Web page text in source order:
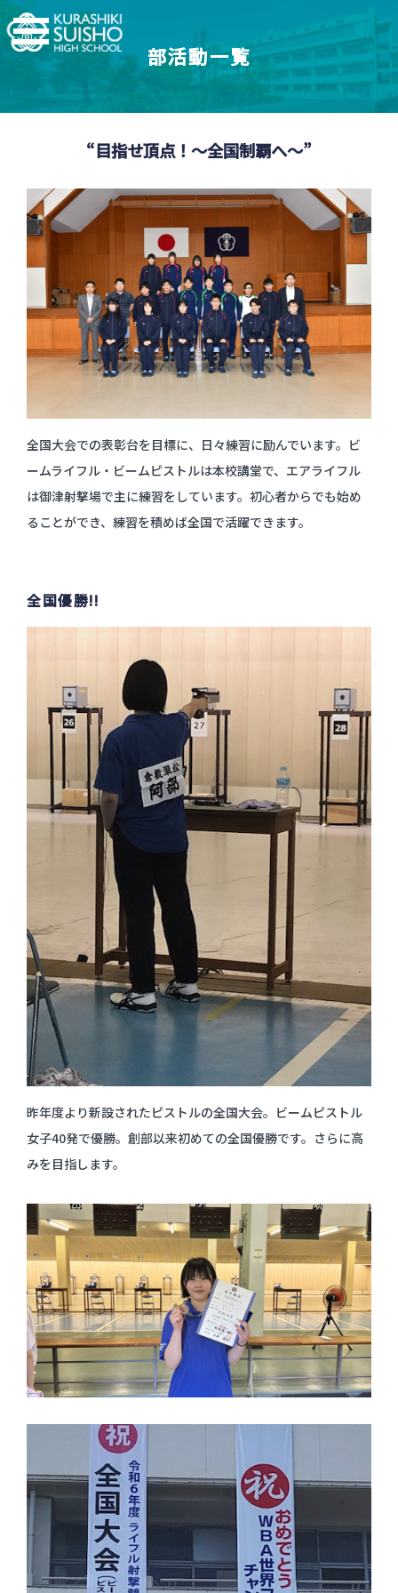
学科・コース
特進・進学コース
【普通科】創学コース
創学コース 自己探求系
創学コース 福祉探求系
商業科
地域マーケティングコース
会計マネジメントコース
情報プログラミングコース
生活科学科
保育デザインコース
看護科
看護科（⾼校課程）
専攻科（専攻科課程）
制服紹介
2.5次元先生図鑑
茶道教育
地域との連携
支援体制
翠松図鑑
進学実績
部活動一覧
部活動一覧
部活動ニュース
スイッチ！未来を開こう
受験生のみなさまへ
今後のスケジュール
資料請求
翠松ニュース
在校生・保護者のみなさま
部活動ニュース
お問い合わせ
各種証明書発行
資料請求
学校評価
学校施設耐震化への取り組み状況
教職員募集
関連リンク
個人情報保護方針
サイトポリシー
部活動一覧
“目指せ頂点！～全国制覇へ～”
全国大会での表彰台を目標に、日々練習に励んでいます。ビ
ームライフル・ビームピストルは本校講堂で、エアライフル
は御津射撃場で主に練習をしています。初心者からでも始め
ることができ、練習を積めば全国で活躍できます。
全国優勝!!
昨年度より新設されたピストルの全国大会。ビームピストル
女子40発で優勝。創部以来初めての全国優勝です。さらに高
みを目指します。